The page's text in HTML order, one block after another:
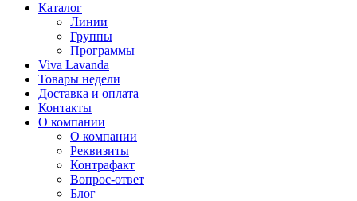
Каталог
Линии
Группы
Программы
Viva Lavanda
Товары недели
Доставка и оплата
Контакты
О компании
О компании
Реквизиты
Контрафакт
Вопрос-ответ
Блог